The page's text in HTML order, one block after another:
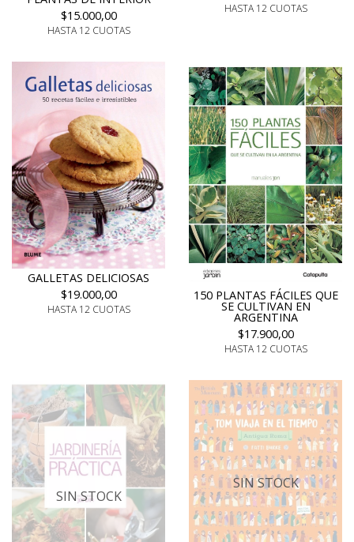
$15.000,00
HASTA 12 CUOTAS
HASTA 12 CUOTAS
GALLETAS DELICIOSAS
$19.000,00
HASTA 12 CUOTAS
150 PLANTAS FÁCILES QUE
SE CULTIVAN EN
ARGENTINA
$17.900,00
HASTA 12 CUOTAS
SIN STOCK
SIN STOCK